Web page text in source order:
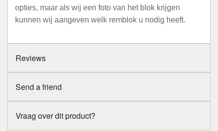
opties, maar als wij een foto van het blok krijgen
kunnen wij aangeven welk remblok u nodig heeft.
Reviews
Send a friend
Vraag over dit product?